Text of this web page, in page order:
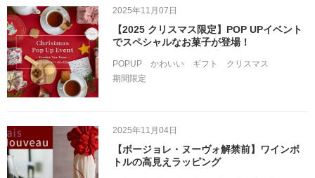
2025年11月07日
【2025 クリスマス限定】POP UPイベント
でスペシャルなお菓子が登場！
POPUP かわいい ギフト
クリスマス
期間限定
2025年11月04日
【ボージョレ・ヌーヴォ解禁前】ワインボ
トルの高見えラッピング